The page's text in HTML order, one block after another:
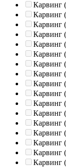
Карвинг
Карвинг
Карвинг
Карвинг
Карвинг
Карвинг
Карвинг
Карвинг
Карвинг
Карвинг
Карвинг
Карвинг
Карвинг
Карвинг
Карвинг
Карвинг
Карвинг